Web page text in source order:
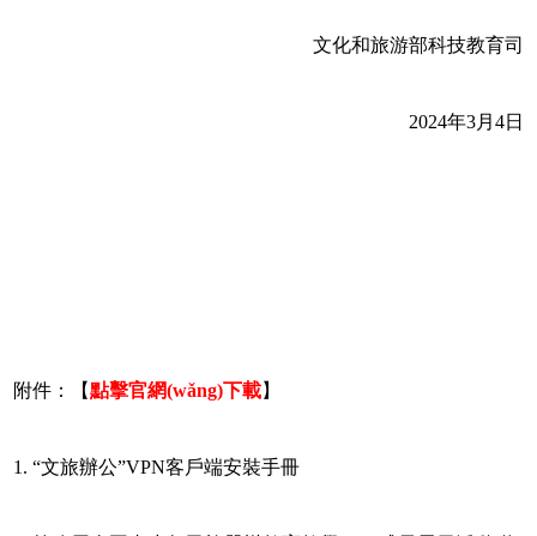
文化和旅游部科技教育司
2024年3月4日
附件：【點擊官網(wǎng)下載】
1. “文旅辦公”VPN客戶端安裝手冊